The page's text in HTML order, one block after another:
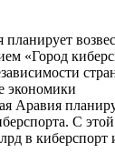
планирует
«Город
экономики
Аравия
С
в киберспорт